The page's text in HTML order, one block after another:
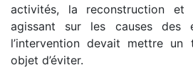
activités, la reconstruction et
agissant sur les causes des
l’intervention devait mettre
objet d’éviter.